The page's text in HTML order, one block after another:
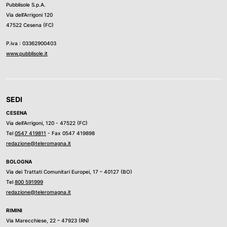
Pubblisole S.p.A.
Via dell’Arrigoni 120
47522 Cesena (FC)
P.iva : 03362900403
www.pubblisole.it
SEDI
CESENA
Via dell’Arrigoni, 120 - 47522 (FC)
Tel 0547 419811 - Fax 0547 419898
redazione@teleromagna.it
BOLOGNA
Via dei Trattati Comunitari Europei, 17 – 40127 (BO)
Tel 800 591999
redazione@teleromagna.it
RIMINI
Via Marecchiese, 22 – 47923 (RN)